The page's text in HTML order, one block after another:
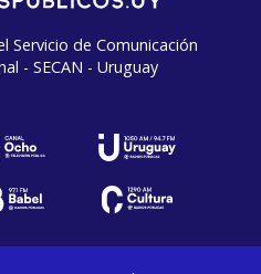
Servicio de Comunicación
- SECAN - Uruguay